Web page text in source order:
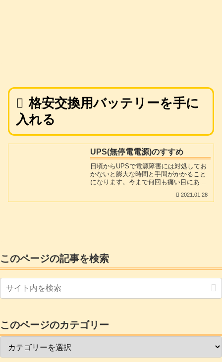
格安交換用バッテリーを手に
入れる
UPS(無停電電源)のすすめ
日頃からUPSで電源障害には対処してお
かないと膨大な時間と手間がかかること
になります。今まで何回も痛い目にあっ
2021.01.28
このページの記事を検索
このページのカテゴリー